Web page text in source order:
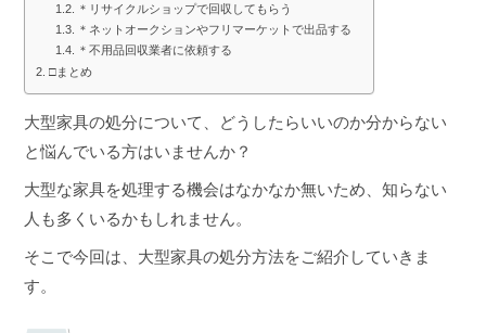
＊リサイクルショップで回収してもらう
＊ネットオークションやフリマーケットで出品する
＊不用品回収業者に依頼する
□まとめ
大型家具の処分について、どうしたらいいのか分からない
と悩んでいる方はいませんか？
大型な家具を処理する機会はなかなか無いため、知らない
人も多くいるかもしれません。
そこで今回は、大型家具の処分方法をご紹介していきま
す。